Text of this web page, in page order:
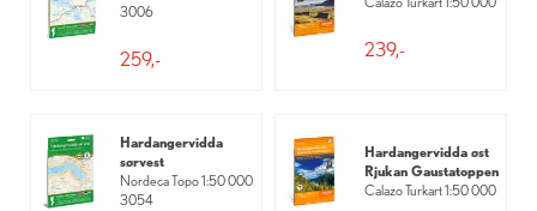
3006
259,- 239,-
Hardangervidda
sørvest
Nordeca Topo 1:50 000
3054
Hardangervidda øst
Rjukan Gaustatoppen
Calazo Turkart 1:50 000